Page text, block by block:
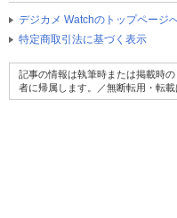
デジカメ Watchのトップページ
特定商取引法に基づく表示
記事の情報は執筆時または掲載時
者に帰属します。／無断転用・転